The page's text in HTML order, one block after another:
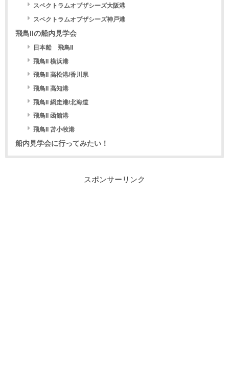
スペクトラムオブザシーズ大阪港
スペクトラムオブザシーズ神戸港
飛鳥IIの船内見学会
日本船 飛鳥II
飛鳥II 横浜港
飛鳥II 高松港/香川県
飛鳥II 高知港
飛鳥II 網走港/北海道
飛鳥II 函館港
飛鳥II 苫小牧港
船内見学会に行ってみたい！
スポンサーリンク